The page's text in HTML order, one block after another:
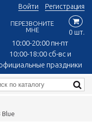
10:00-20:00 пн-пт
10:00-18:00 сб-вс и
праздники
Войти Регистрация
ПЕРЕЗВОНИТЕ
МНЕ
0 шт.
Blue